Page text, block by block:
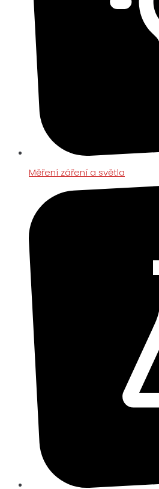
Měření záření a světla